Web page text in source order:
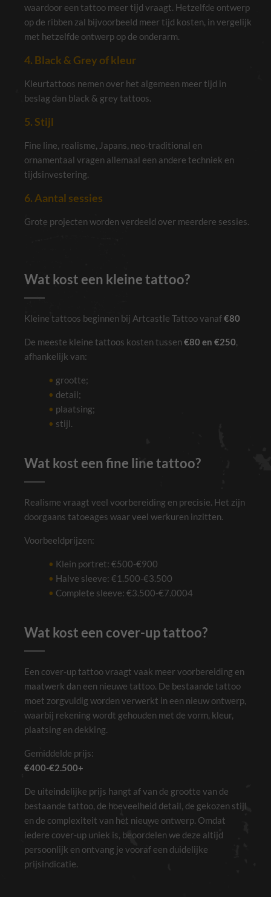
waardoor een tattoo meer tijd vraagt. Hetzelfde ontwerp
op de ribben zal bijvoorbeeld meer tijd kosten, in vergelijk
met hetzelfde ontwerp op de onderarm.
4. Black & Grey of kleur
Kleurtattoos nemen over het algemeen meer tijd in
beslag dan black & grey tattoos.
5. Stijl
Fine line, realisme, Japans, neo-traditional en
ornamentaal vragen allemaal een andere techniek en
tijdsinvestering.
6. Aantal sessies
Grote projecten worden verdeeld over meerdere sessies.
Wat kost een kleine tattoo?
Kleine tattoos beginnen bij Artcastle Tattoo vanaf€80
De meeste kleine tattoos kosten tussen €80 en €250,
afhankelijk van:
grootte;
detail;
plaatsing;
stijl.
Wat kost een fine line tattoo?
Realisme vraagt veel voorbereiding en precisie. Het zijn
doorgaans tatoeages waar veel werkuren inzitten.
Voorbeeldprijzen:
Klein portret: €500-€900
Halve sleeve: €1.500-€3.500
Complete sleeve: €3.500-€7.0004
Wat kost een cover-up tattoo?
Een cover-up tattoo vraagt vaak meer voorbereiding en
maatwerk dan een nieuwe tattoo. De bestaande tattoo
moet zorgvuldig worden verwerkt in een nieuw ontwerp,
waarbij rekening wordt gehouden met de vorm, kleur,
plaatsing en dekking.
Gemiddelde prijs:
€400-€2.500+
De uiteindelijke prijs hangt af van de grootte van de
bestaande tattoo, de hoeveelheid detail, de gekozen stijl
en de complexiteit van het nieuwe ontwerp. Omdat
iedere cover-up uniek is, beoordelen we deze altijd
persoonlijk en ontvang je vooraf een duidelijke
prijsindicatie.